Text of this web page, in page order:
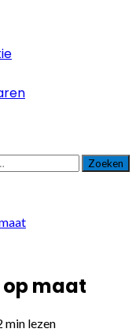
maat
min lezen